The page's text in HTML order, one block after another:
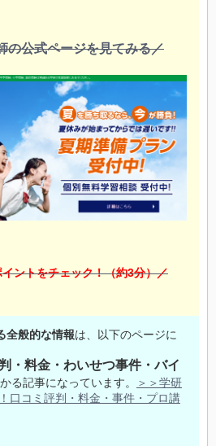
の公式ページを見てみる／
ントをチェック！（約3分）／
全般的な情報は、以下のページに
・料金・わいせつ事件・バイ
る記事になっています。
＞＞学研
口コミ評判・料金・事件・プロ講